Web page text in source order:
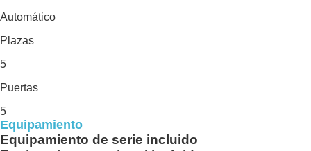
Automático
Plazas
5
Puertas
5
Equipamiento
Equipamiento de serie incluido